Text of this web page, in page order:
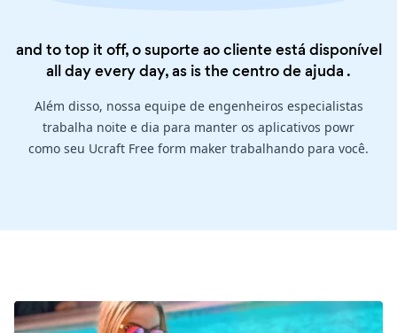
and to top it off, o suporte ao cliente está disponível
all day every day, as is thecentro de ajuda .
Além disso, nossa equipe de engenheiros especialistas
trabalha noite e dia para manter os aplicativos powr
como seu Ucraft Free form maker trabalhando para você.